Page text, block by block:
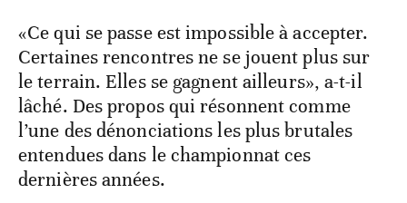
«Ce qui se passe est impossible à accepter.
Certaines rencontres ne se jouent plus sur
le terrain. Elles se gagnent ailleurs», a-t-il
lâché. Des propos qui résonnent comme
l’une des dénonciations les plus brutales
entendues dans le championnat ces
dernières années.